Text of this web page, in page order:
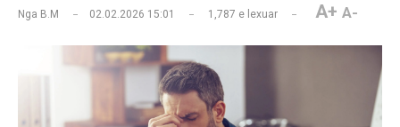
Nga B.M 02.02.2026 15:01 1,787 e lexuar A+ A-